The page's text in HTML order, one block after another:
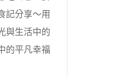
記分享～用
與生活中的
的平凡幸福